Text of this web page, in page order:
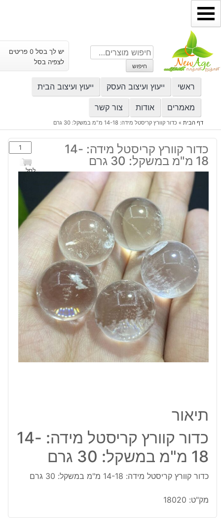
דילוג
לתוכן
חיפוש
עבור:
חיפוש
יש לך בסל 0 פריטים
לצפיה בסל
ראשי ייעוץ ועיצוב העסק ייעוץ ועיצוב הבית
מאמרים אודות צור קשר
דף הבית» כדור קוורץ קריסטל מידה: 14-18 מ"מ במשקל: 30 גרם
כדור קוורץ קריסטל מידה: 14-
18 מ"מ במשקל: 30 גרם
כמות
של
כדור
קריסטל
מידה:
14-
18
מ"מ
30
גרם
לסל
תיאור
כדור קוורץ קריסטל מידה: 14-
18 מ"מ במשקל: 30 גרם
כדור קוורץ קריסטל מידה: 14-18 מ"מ במשקל: 30 גרם
מק"ט: 18020